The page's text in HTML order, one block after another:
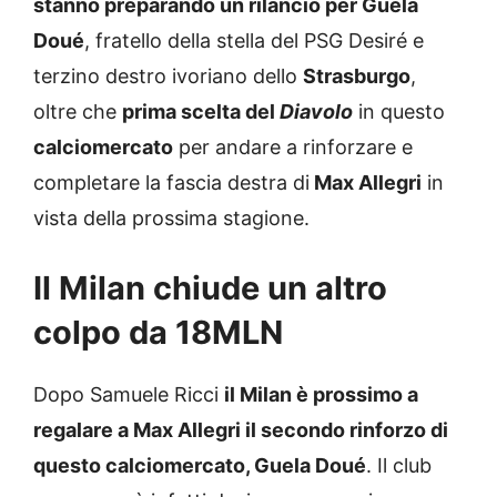
stanno preparando un rilancio per Guela
Doué, fratello della stella del PSG Desiré e
terzino destro ivoriano dello Strasburgo,
oltre che prima scelta del Diavolo in questo
calciomercato per andare a rinforzare e
completare la fascia destra di Max Allegri in
vista della prossima stagione.
Il Milan chiude un altro
colpo da 18MLN
Dopo Samuele Ricci il Milan è prossimo a
regalare a Max Allegri il secondo rinforzo di
questo calciomercato, Guela Doué. Il club